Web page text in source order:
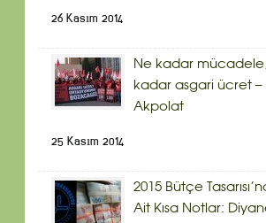
26 Kasım 2014
Ne kadar
kadar asgari ücret –
Akpolat
25 Kasım 2014
2015 Bütçe
Ait Kısa Notlar: